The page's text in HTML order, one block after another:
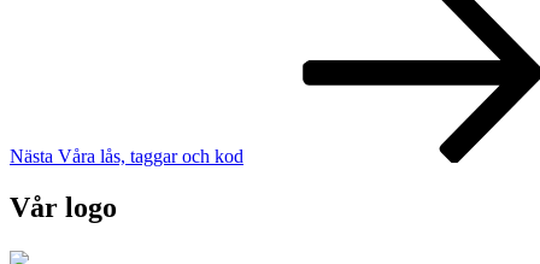
Nästa Våra lås, taggar och kod
Vår logo